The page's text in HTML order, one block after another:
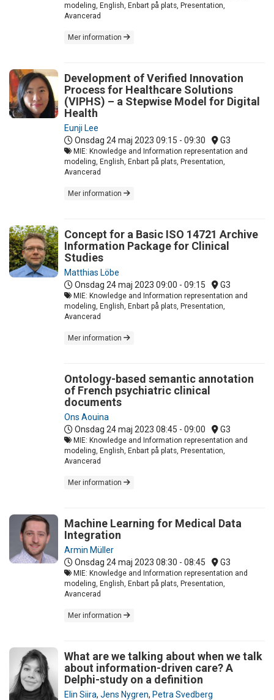
modeling, English, Enbart på plats, Presentation,
Avancerad
Mer information
Development of Verified Innovation
Process for Healthcare Solutions
(VIPHS) – a Stepwise Model for Digital
Health
Eunji Lee
Onsdag 24 maj 2023 09:15 - 09:30 G3
MIE: Knowledge and Information representation and
modeling, English, Enbart på plats, Presentation,
Avancerad
Mer information
Concept for a Basic ISO 14721 Archive
Information Package for Clinical
Studies
Matthias Löbe
Onsdag 24 maj 2023 09:00 - 09:15 G3
MIE: Knowledge and Information representation and
modeling, English, Enbart på plats, Presentation,
Avancerad
Mer information
Ontology-based semantic annotation
of French psychiatric clinical
documents
Ons Aouina
Onsdag 24 maj 2023 08:45 - 09:00 G3
MIE: Knowledge and Information representation and
modeling, English, Enbart på plats, Presentation,
Avancerad
Mer information
Machine Learning for Medical Data
Integration
Armin Müller
Onsdag 24 maj 2023 08:30 - 08:45 G3
MIE: Knowledge and Information representation and
modeling, English, Enbart på plats, Presentation,
Avancerad
Mer information
What are we talking about when we talk
about information-driven care? A
Delphi-study on a definition
Elin Siira, Jens Nygren, Petra Svedberg